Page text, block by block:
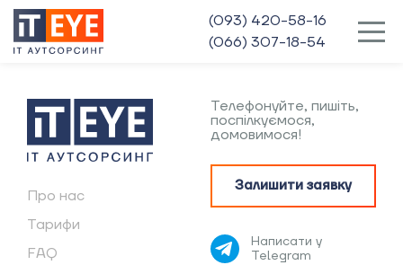
(093) 420-58-16
(066) 307-18-54
Про нас
Тарифи
FAQ
Телефонуйте, пишіть,
поспілкуємося,
домовимося!
Залишити заявку
Написати у
Telegram